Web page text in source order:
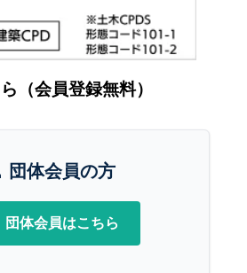
（会員登録無料）
団体会員の方
団体会員はこちら